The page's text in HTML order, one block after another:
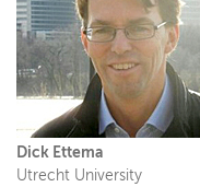
Dick Ettema
Utrecht University